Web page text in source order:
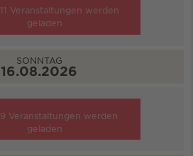
11 Veranstaltungen werden
geladen
SONNTAG
16.08.2026
9 Veranstaltungen werden
geladen